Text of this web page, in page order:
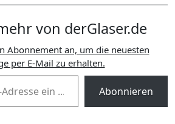
von derGlaser.de
per E-Mail zu erhalten.
Abonnieren